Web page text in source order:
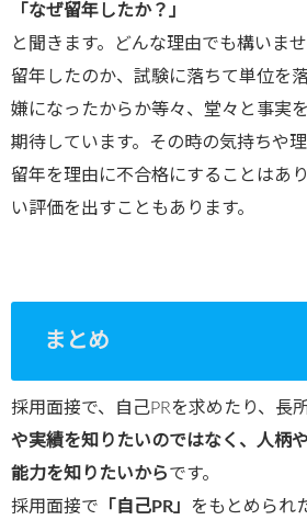
「なぜ留年したか？」
と聞きます。どんな理由でも構いま
留年したのか、試験に落ちて単位を
嫌になったからか等々、堂々と事実
期待しています。その時の気持ちや
留年を理由に不合格にすることはあ
い評価を出すこともあります。
まとめ
採用面接で、自己PRを求めたり、長
や実績を知りたいのではなく、人柄
能力を知りたいからです。
採用面接で 「自己PR 」 をもとめられ